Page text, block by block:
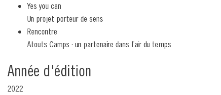
Yes you can
Un projet porteur de sens
Rencontre
Atouts Camps : un partenaire dans l’air du temps
Année d'édition
2022